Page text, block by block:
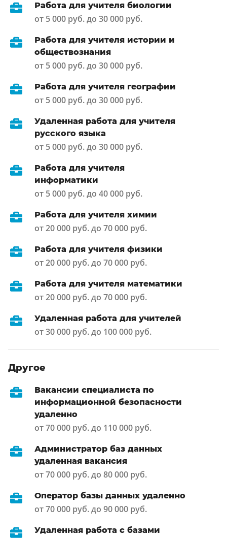
Работа для учителя биологии
от 5 000 руб. до 30 000 руб.
Работа для учителя истории и
обществознания
от 5 000 руб. до 30 000 руб.
Работа для учителя географии
от 5 000 руб. до 30 000 руб.
Удаленная работа для учителя
русского языка
от 5 000 руб. до 30 000 руб.
Работа для учителя
информатики
от 5 000 руб. до 40 000 руб.
Работа для учителя химии
от 20 000 руб. до 70 000 руб.
Работа для учителя физики
от 20 000 руб. до 70 000 руб.
Работа для учителя математики
от 20 000 руб. до 70 000 руб.
Удаленная работа для учителей
от 30 000 руб. до 100 000 руб.
Другое
Вакансии специалиста по
информационной безопасности
удаленно
от 70 000 руб. до 110 000 руб.
Администратор баз данных
удаленная вакансия
от 70 000 руб. до 80 000 руб.
Оператор базы данных удаленно
от 70 000 руб. до 90 000 руб.
Удаленная работа с базами